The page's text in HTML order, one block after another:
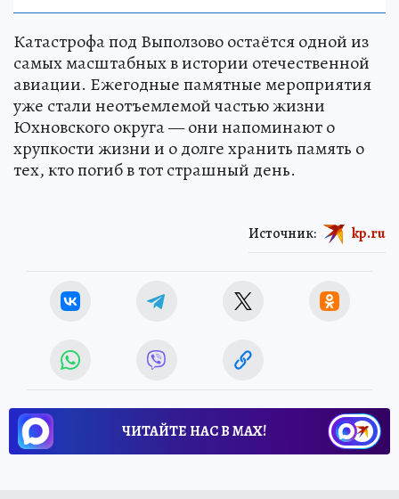
Катастрофа под Выползово остаётся одной из
самых масштабных в истории отечественной
авиации. Ежегодные памятные мероприятия
уже стали неотъемлемой частью жизни
Юхновского округа — они напоминают о
хрупкости жизни и о долге хранить память о
тех, кто погиб в тот страшный день.
Источник: kp.ru
ЧИТАЙТЕ НАС В МАХ!